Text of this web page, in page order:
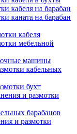
кабеля на барабан
каната на барабан
кабеля
мебельной
машины
кабельных
бухт
и размотки
барабанов
и размотки